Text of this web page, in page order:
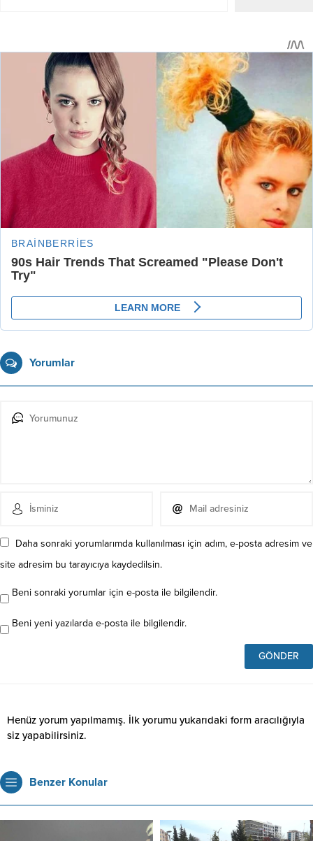
Yorumlar
Daha sonraki yorumlarımda kullanılması için adım, e-posta adresim ve
site adresim bu tarayıcıya kaydedilsin.
Beni sonraki yorumlar için e-posta ile bilgilendir.
Beni yeni yazılarda e-posta ile bilgilendir.
Henüz yorum yapılmamış. İlk yorumu yukarıdaki form aracılığıyla
siz yapabilirsiniz.
Benzer Konular